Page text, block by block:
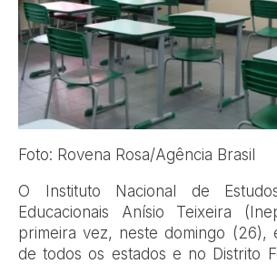
Foto: Rovena Rosa/Agência Brasil
O Instituto Nacional de
Educacionais Anísio Teixeira
primeira vez, neste domingo (26),
de todos os estados e no Distrito